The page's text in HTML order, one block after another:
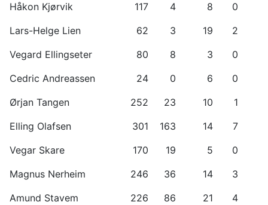
Håkon Kjørvik
117 4 8
0
Lars-Helge Lien
62 3 19
2
Vegard Ellingseter
80 8 3
0
Cedric Andreassen
24 0 6
0
Ørjan Tangen
252 23 10
1
Elling Olafsen
301 163 14
7
Vegar Skare
170 19 5
0
Magnus Nerheim
246 36 14
3
Amund Stavem
226 86 21
4